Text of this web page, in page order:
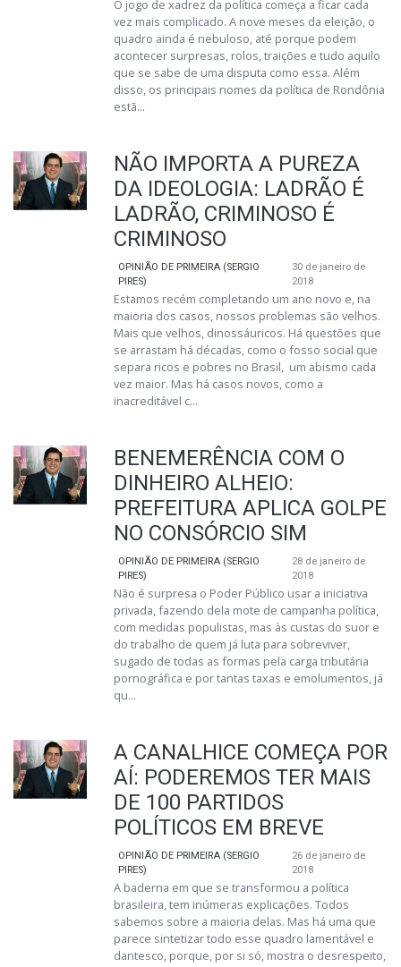
O jogo de xadrez da política começa a ficar cada
vez mais complicado. A nove meses da eleição, o
quadro ainda é nebuloso, até porque podem
acontecer surpresas, rolos, traições e tudo aquilo
que se sabe de uma disputa como essa. Além
disso, os principais nomes da política de Rondônia
estã...
NÃO IMPORTA A PUREZA
DA IDEOLOGIA: LADRÃO É
LADRÃO, CRIMINOSO É
CRIMINOSO
OPINIÃO DE PRIMEIRA (SERGIO
PIRES)
30 de janeiro de
2018
Estamos recém completando um ano novo e, na
maioria dos casos, nossos problemas são velhos.
Mais que velhos, dinossáuricos. Há questões que
se arrastam há décadas, como o fosso social que
separa ricos e pobres no Brasil, um abismo cada
vez maior. Mas há casos novos, como a
inacreditável c...
BENEMERÊNCIA COM O
DINHEIRO ALHEIO:
PREFEITURA APLICA GOLPE
NO CONSÓRCIO SIM
OPINIÃO DE PRIMEIRA (SERGIO
PIRES)
28 de janeiro de
2018
Não é surpresa o Poder Público usar a iniciativa
privada, fazendo dela mote de campanha política,
com medidas populistas, mas às custas do suor e
do trabalho de quem já luta para sobreviver,
sugado de todas as formas pela carga tributária
pornográfica e por tantas taxas e emolumentos, já
qu...
A CANALHICE COMEÇA POR
AÍ: PODEREMOS TER MAIS
DE 100 PARTIDOS
POLÍTICOS EM BREVE
OPINIÃO DE PRIMEIRA (SERGIO
PIRES)
26 de janeiro de
2018
A baderna em que se transformou a política
brasileira, tem inúmeras explicações. Todos
sabemos sobre a maioria delas. Mas há uma que
parece sintetizar todo esse quadro lamentável e
dantesco, porque, por si só, mostra o desrespeito,